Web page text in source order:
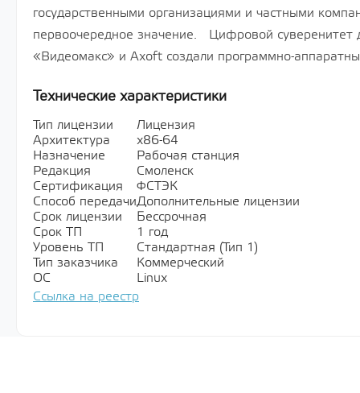
государственными организациями и частными
первоочередное значение. Цифровой суверенитет
«Видеомакс» и Axoft создали программно-
Технические характеристики
Тип лицензии
Лицензия
Архитектура
х86-64
Назначение
Рабочая станция
Редакция
Смоленск
Сертификация
ФСТЭК
Способ передачиДополнительные лицензии
Срок лицензии
Бессрочная
Срок ТП
1 год
Уровень ТП
Стандартная (Тип 1)
Тип заказчика
Коммерческий
ОС
Linux
Ссылка на реестр